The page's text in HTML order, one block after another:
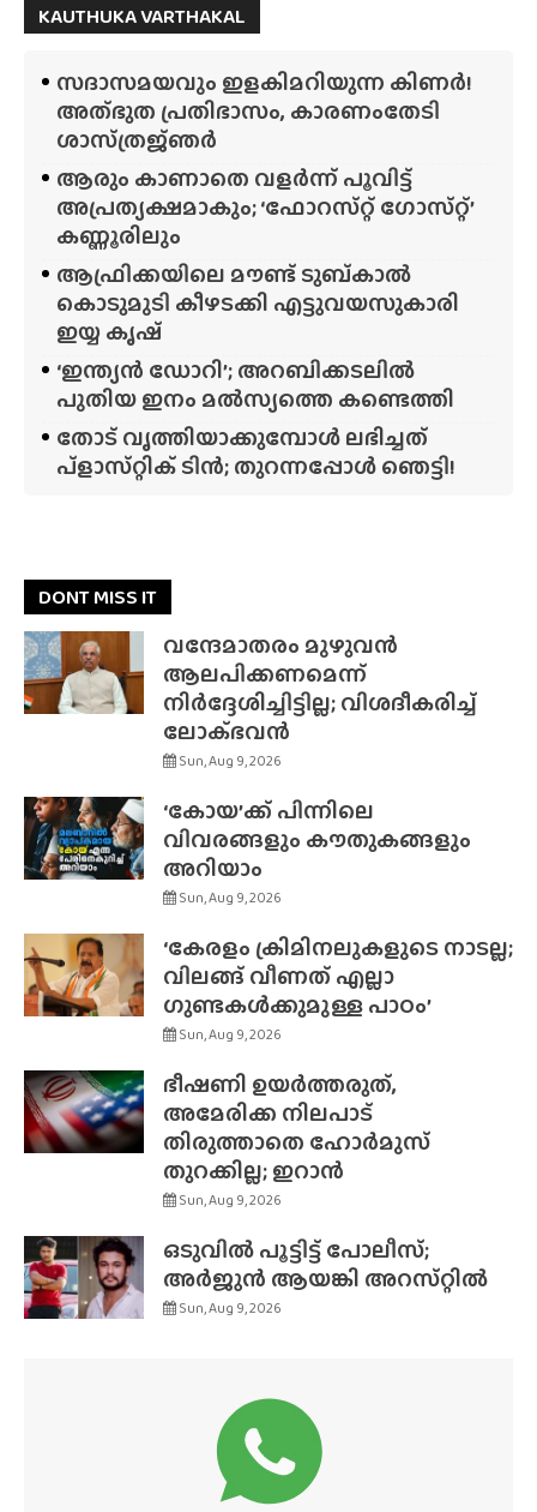
KAUTHUKA VARTHAKAL
സദാസമയവും ഇളകിമറിയുന്ന കിണർ!
അത്‌ഭുത പ്രതിഭാസം, കാരണംതേടി
ശാസ്‌ത്രജ്‌ഞർ
ആരും കാണാതെ വളർന്ന് പൂവിട്ട്
അപ്രത്യക്ഷമാകും; ‘ഫോറസ്‌റ്റ്‌ ഗോസ്‌റ്റ്’
കണ്ണൂരിലും
ആഫ്രിക്കയിലെ മൗണ്ട് ടുബ്‌കാൽ
കൊടുമുടി കീഴടക്കി എട്ടുവയസുകാരി
ഇയ്യ കൃഷ്
‘ഇന്ത്യൻ ഡോറി’; അറബിക്കടലിൽ
പുതിയ ഇനം മൽസ്യത്തെ കണ്ടെത്തി
തോട് വൃത്തിയാക്കുമ്പോൾ ലഭിച്ചത്
പ്‌ളാസ്‌റ്റിക് ടിൻ; തുറന്നപ്പോൾ ഞെട്ടി!
DONT MISS IT
വന്ദേമാതരം മുഴുവൻ
ആലപിക്കണമെന്ന്
നിർദ്ദേശിച്ചിട്ടില്ല; വിശദീകരിച്ച്
ലോക്‌ഭവൻ
Sun, Aug 9, 2026
‘കോയ’ക്ക് പിന്നിലെ
വിവരങ്ങളും കൗതുകങ്ങളും
അറിയാം
Sun, Aug 9, 2026
‘കേരളം ക്രിമിനലുകളുടെ നാടല്ല;
വിലങ്ങ് വീണത് എല്ലാ
ഗുണ്ടകൾക്കുമുള്ള പാഠം’
Sun, Aug 9, 2026
ഭീഷണി ഉയർത്തരുത്,
അമേരിക്ക നിലപാട്
തിരുത്താതെ ഹോർമുസ്
തുറക്കില്ല; ഇറാൻ
Sun, Aug 9, 2026
ഒടുവിൽ പൂട്ടിട്ട് പോലീസ്;
അർജുൻ ആയങ്കി അറസ്‌റ്റിൽ
Sun, Aug 9, 2026